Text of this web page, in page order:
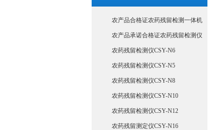
农产品合格证农药残留检测一体机
农产品承诺合格证农药残留检测仪
农药残留检测仪CSY-N6
农药残留检测仪CSY-N5
农药残留检测仪CSY-N8
农药残留检测仪CSY-N10
农药残留检测仪CSY-N12
农药残留测定仪CSY-N16